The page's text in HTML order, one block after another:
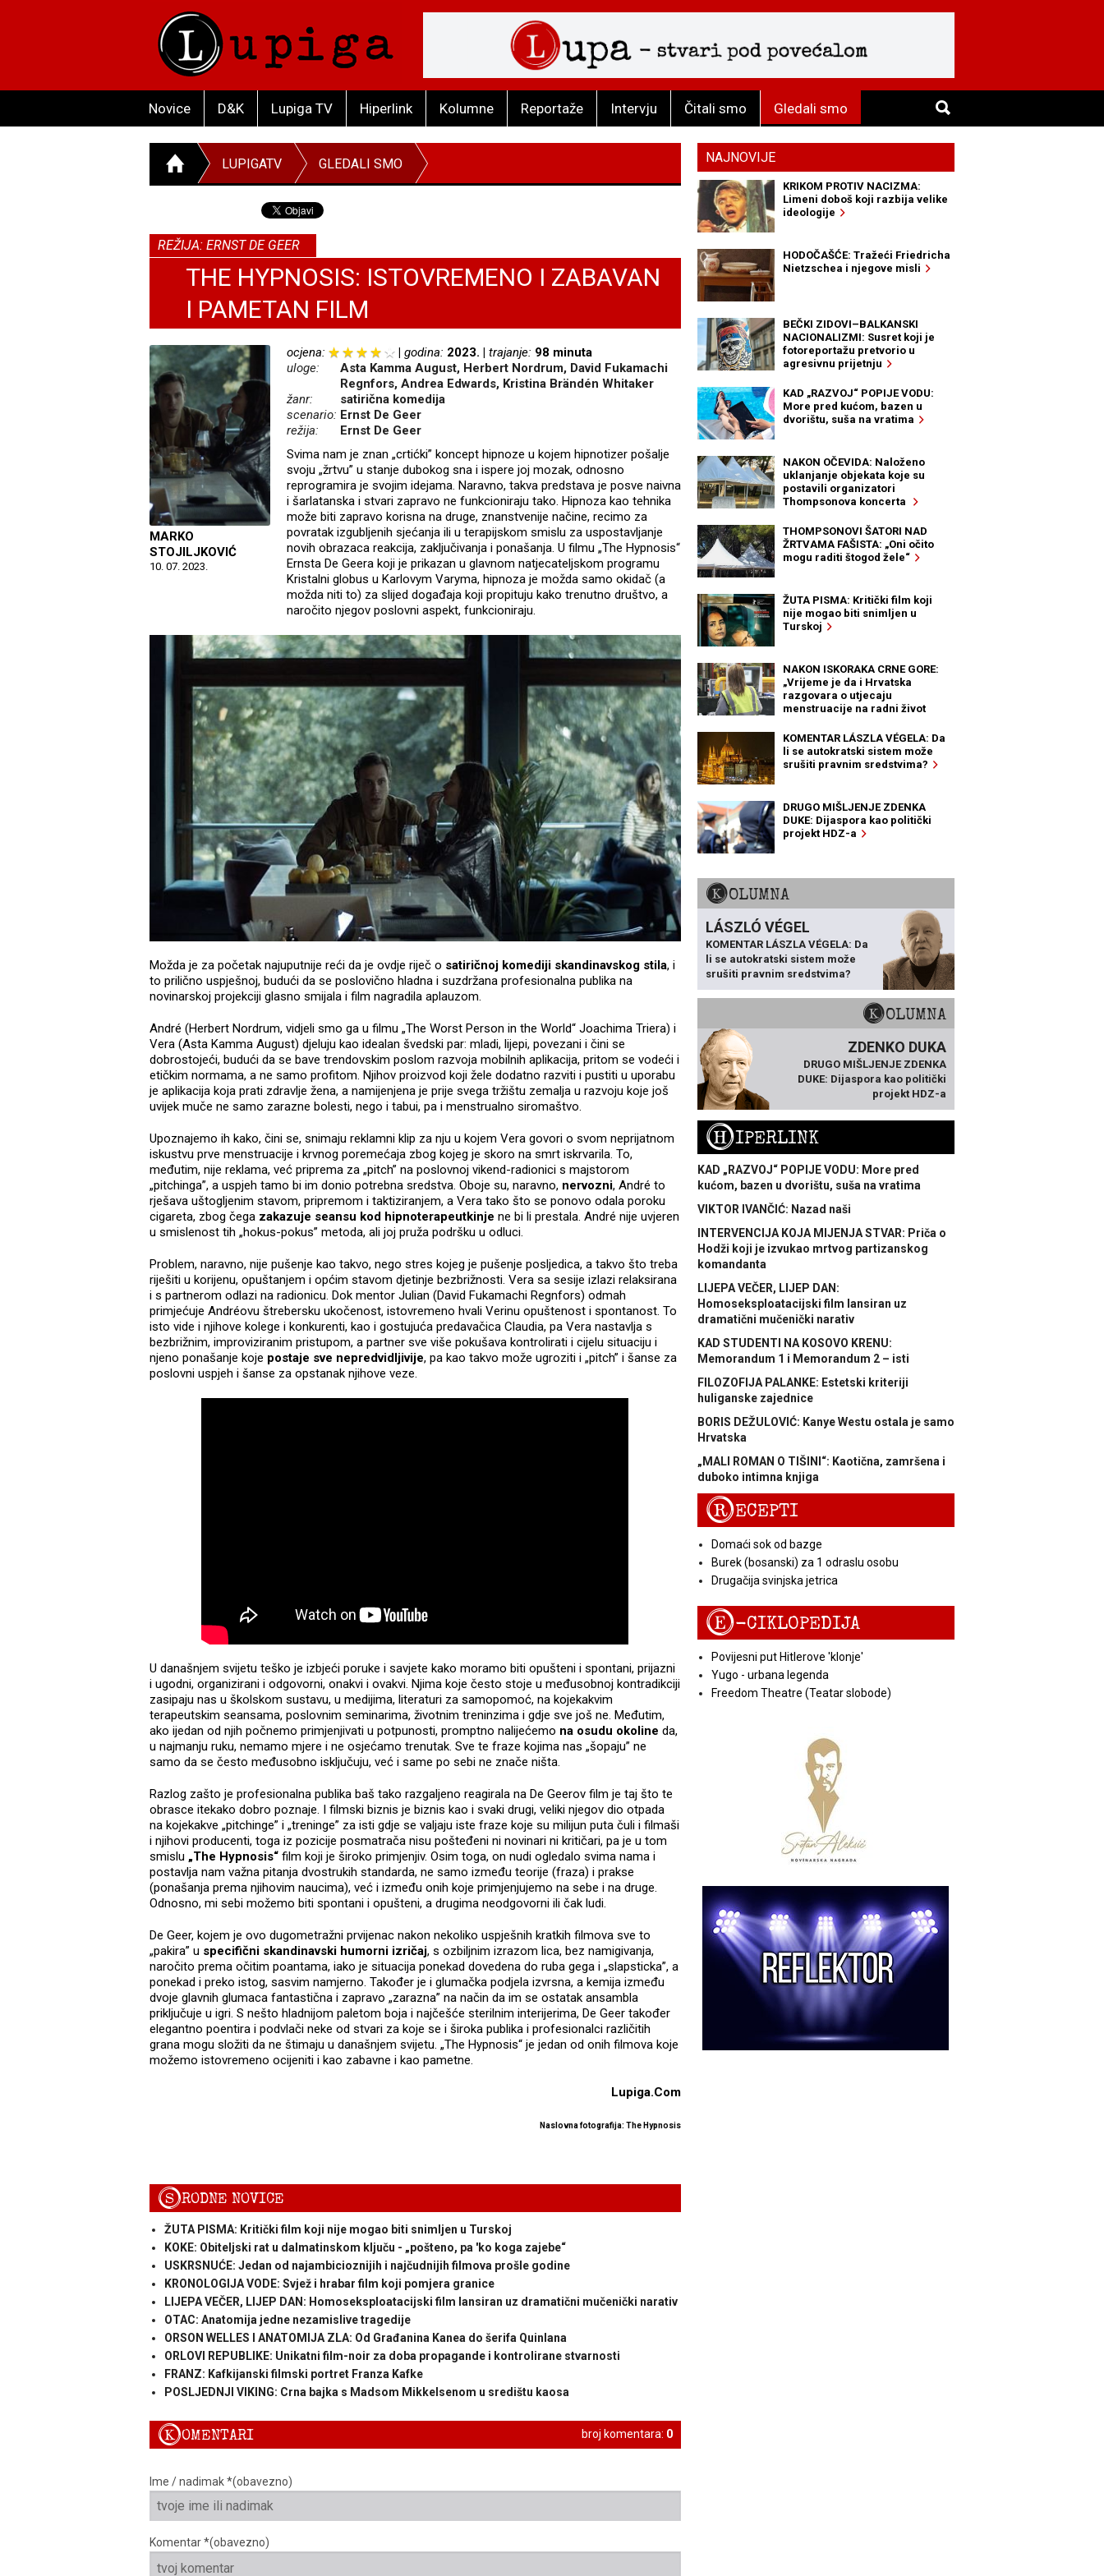
Novice D&K Lupiga TV Hiperlink Kolumne Reportaže Intervju Čitali smo Gledali smo
LUPIGATV GLEDALI SMO
REŽIJA: ERNST DE GEER
THE HYPNOSIS: ISTOVREMENO I ZABAVAN
I PAMETAN FILM
MARKO
STOJILJKOVIĆ
10. 07. 2023.
ocjena: godina: 2023. trajanje: 98 minuta
uloge:
Asta Kamma August, Herbert Nordrum, David Fukamachi
Regnfors, Andrea Edwards, Kristina Brändén Whitaker
žanr:
satirična komedija
scenario: Ernst De Geer
režija:
Ernst De Geer
Svima nam je znan „crtićki” koncept hipnoze u kojem hipnotizer pošalje
svoju „žrtvu” u stanje dubokog sna i ispere joj mozak, odnosno
reprogramira je svojim idejama. Naravno, takva predstava je posve naivna
i šarlatanska i stvari zapravo ne funkcioniraju tako. Hipnoza kao tehnika
može biti zapravo korisna na druge, znanstvenije načine, recimo za
povratak izgubljenih sjećanja ili u terapijskom smislu za uspostavljanje
novih obrazaca reakcija, zaključivanja i ponašanja. U filmu „The Hypnosis“
Ernsta De Geera koji je prikazan u glavnom natjecateljskom programu
Kristalni globus u Karlovym Varyma, hipnoza je možda samo okidač (a
možda niti to) za slijed događaja koji propituju kako trenutno društvo, a
naročito njegov poslovni aspekt, funkcioniraju.
Možda je za početak najuputnije reći da je ovdje riječ o satiričnoj komediji skandinavskog stila, i
to prilično uspješnoj, budući da se poslovično hladna i suzdržana profesionalna publika na
novinarskoj projekciji glasno smijala i film nagradila aplauzom.
André (Herbert Nordrum, vidjeli smo ga u filmu „The Worst Person in the World“ Joachima Triera) i
Vera (Asta Kamma August) djeluju kao idealan švedski par: mladi, lijepi, povezani i čini se
dobrostojeći, budući da se bave trendovskim poslom razvoja mobilnih aplikacija, pritom se vodeći i
etičkim normama, a ne samo profitom. Njihov proizvod koji žele dodatno razviti i pustiti u uporabu
je aplikacija koja prati zdravlje žena, a namijenjena je prije svega tržištu zemalja u razvoju koje još
uvijek muče ne samo zarazne bolesti, nego i tabui, pa i menstrualno siromaštvo.
Upoznajemo ih kako, čini se, snimaju reklamni klip za nju u kojem Vera govori o svom neprijatnom
iskustvu prve menstruacije i krvnog poremećaja zbog kojeg je skoro na smrt iskrvarila. To,
međutim, nije reklama, već priprema za „pitch” na poslovnoj vikend-radionici s majstorom
„pitchinga”, a uspjeh tamo bi im donio potrebna sredstva. Oboje su, naravno, nervozni, André to
rješava uštogljenim stavom, pripremom i taktiziranjem, a Vera tako što se ponovo odala poroku
cigareta, zbog čega zakazuje seansu kod hipnoterapeutkinje ne bi li prestala. André nije uvjeren
u smislenost tih „hokus-pokus” metoda, ali joj pruža podršku u odluci.
Problem, naravno, nije pušenje kao takvo, nego stres kojeg je pušenje posljedica, a takvo što treba
riješiti u korijenu, opuštanjem i općim stavom djetinje bezbrižnosti. Vera sa sesije izlazi relaksirana
i s partnerom odlazi na radionicu. Dok mentor Julian (David Fukamachi Regnfors) odmah
primjećuje Andréovu štrebersku ukočenost, istovremeno hvali Verinu opuštenost i spontanost. To
isto vide i njihove kolege i konkurenti, kao i gostujuća predavačica Claudia, pa Vera nastavlja s
bezbrižnim, improviziranim pristupom, a partner sve više pokušava kontrolirati i cijelu situaciju i
njeno ponašanje koje postaje sve nepredvidljivije, pa kao takvo može ugroziti i „pitch” i šanse za
poslovni uspjeh i šanse za opstanak njihove veze.
U današnjem svijetu teško je izbjeći poruke i savjete kako moramo biti opušteni i spontani, prijazni
i ugodni, organizirani i odgovorni, onakvi i ovakvi. Njima koje često stoje u međusobnoj kontradikciji
zasipaju nas u školskom sustavu, u medijima, literaturi za samopomoć, na kojekakvim
terapeutskim seansama, poslovnim seminarima, životnim treninzima i gdje sve još ne. Međutim,
ako ijedan od njih počnemo primjenjivati u potpunosti, promptno nalijećemo na osudu okoline da,
u najmanju ruku, nemamo mjere i ne osjećamo trenutak. Sve te fraze kojima nas „šopaju” ne
samo da se često međusobno isključuju, već i same po sebi ne znače ništa.
Razlog zašto je profesionalna publika baš tako razgaljeno reagirala na De Geerov film je taj što te
obrasce itekako dobro poznaje. I filmski biznis je biznis kao i svaki drugi, veliki njegov dio otpada
na kojekakve „pitchinge” i „treninge” za isti gdje se valjaju iste fraze koje su milijun puta čuli i filmaši
i njihovi producenti, toga iz pozicije posmatrača nisu pošteđeni ni novinari ni kritičari, pa je u tom
smislu „The Hypnosis“ film koji je široko primjenjiv. Osim toga, on nudi ogledalo svima nama i
postavlja nam važna pitanja dvostrukih standarda, ne samo između teorije (fraza) i prakse
(ponašanja prema njihovim naucima), već i između onih koje primjenjujemo na sebe i na druge.
Odnosno, mi sebi možemo biti spontani i opušteni, a drugima neodgovorni ili čak ludi.
De Geer, kojem je ovo dugometražni prvijenac nakon nekoliko uspješnih kratkih filmova sve to
„pakira” u specifični skandinavski humorni izričaj, s ozbiljnim izrazom lica, bez namigivanja,
naročito prema očitim poantama, iako je situacija ponekad dovedena do ruba gega i „slapsticka”, a
ponekad i preko istog, sasvim namjerno. Također je i glumačka podjela izvrsna, a kemija između
dvoje glavnih glumaca fantastična i zapravo „zarazna” na način da im se ostatak ansambla
priključuje u igri. S nešto hladnijom paletom boja i najčešće sterilnim interijerima, De Geer također
elegantno poentira i podvlači neke od stvari za koje se i široka publika i profesionalci različitih
grana mogu složiti da ne štimaju u današnjem svijetu. „The Hypnosis“ je jedan od onih filmova koje
možemo istovremeno ocijeniti i kao zabavne i kao pametne.
Lupiga.Com
Naslovna fotografija: The Hypnosis
SRODNE NOVICE
ŽUTA PISMA: Kritički film koji nije mogao biti snimljen u Turskoj
KOKE: Obiteljski rat u dalmatinskom ključu - „pošteno, pa 'ko koga zajebe“
USKRSNUĆE: Jedan od najambicioznijih i najčudnijih filmova prošle godine
KRONOLOGIJA VODE: Svjež i hrabar film koji pomjera granice
LIJEPA VEČER, LIJEP DAN: Homoseksploatacijski film lansiran uz dramatični mučenički narativ
OTAC: Anatomija jedne nezamislive tragedije
ORSON WELLES I ANATOMIJA ZLA: Od Građanina Kanea do šerifa Quinlana
ORLOVI REPUBLIKE: Unikatni film-noir za doba propagande i kontrolirane stvarnosti
FRANZ: Kafkijanski filmski portret Franza Kafke
POSLJEDNJI VIKING: Crna bajka s Madsom Mikkelsenom u središtu kaosa
broj komentara: 0
KOMENTARI
Ime / nadimak *(obavezno)
Komentar *(obavezno)
NAJNOVIJE
KRIKOM PROTIV NACIZMA:
Limeni doboš koji razbija velike
ideologije
HODOČAŠĆE: Tražeći Friedricha
Nietzschea i njegove misli
BEČKI ZIDOVI–BALKANSKI
NACIONALIZMI: Susret koji je
fotoreportažu pretvorio u
agresivnu prijetnju
KAD „RAZVOJ“ POPIJE VODU:
More pred kućom, bazen u
dvorištu, suša na vratima
NAKON OČEVIDA: Naloženo
uklanjanje objekata koje su
postavili organizatori
Thompsonova koncerta
THOMPSONOVI ŠATORI NAD
ŽRTVAMA FAŠISTA: „Oni očito
mogu raditi štogod žele“
ŽUTA PISMA: Kritički film koji
nije mogao biti snimljen u
Turskoj
NAKON ISKORAKA CRNE GORE:
„Vrijeme je da i Hrvatska
razgovara o utjecaju
menstruacije na radni život
KOMENTAR LÁSZLA VÉGELA: Da
li se autokratski sistem može
srušiti pravnim sredstvima?
DRUGO MIŠLJENJE ZDENKA
DUKE: Dijaspora kao politički
projekt HDZ-a
KOLUMNA
LÁSZLÓ VÉGEL
KOMENTAR LÁSZLA VÉGELA: Da
li se autokratski sistem može
srušiti pravnim sredstvima?
KOLUMNA
ZDENKO DUKA
DRUGO MIŠLJENJE ZDENKA
DUKE: Dijaspora kao politički
projekt HDZ-a
HIPERLINK
KAD „RAZVOJ“ POPIJE VODU: More pred
kućom, bazen u dvorištu, suša na vratima
VIKTOR IVANČIĆ: Nazad naši
INTERVENCIJA KOJA MIJENJA STVAR: Priča o
Hodži koji je izvukao mrtvog partizanskog
komandanta
LIJEPA VEČER, LIJEP DAN:
Homoseksploatacijski film lansiran uz
dramatični mučenički narativ
KAD STUDENTI NA KOSOVO KRENU:
Memorandum 1 i Memorandum 2 – isti
FILOZOFIJA PALANKE: Estetski kriteriji
huliganske zajednice
BORIS DEŽULOVIĆ: Kanye Westu ostala je samo
Hrvatska
„MALI ROMAN O TIŠINI“: Kaotična, zamršena i
duboko intimna knjiga
RECEPTI
Domaći sok od bazge
Burek (bosanski) za 1 odraslu osobu
Drugačija svinjska jetrica
E-CIKLOPEDIJA
Povijesni put Hitlerove 'klonje'
Yugo - urbana legenda
Freedom Theatre (Teatar slobode)